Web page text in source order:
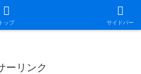
トップ サイドバー
ーリンク